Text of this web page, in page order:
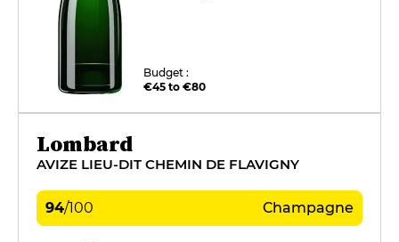
Budget :
€45 to €80
Lombard
AVIZE LIEU-DIT CHEMIN DE FLAVIGNY
94/100 Champagne